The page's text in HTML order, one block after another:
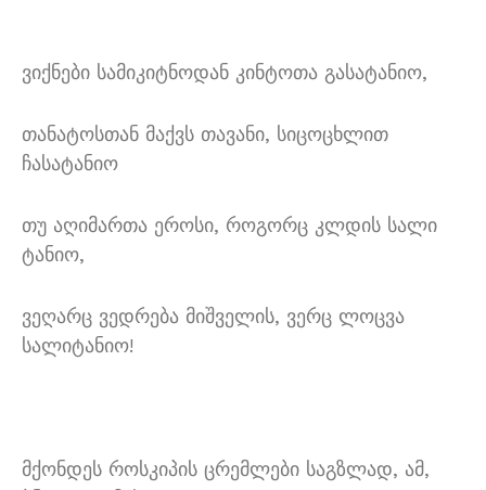
ვიქნები სამიკიტნოდან კინტოთა გასატანიო,
თანატოსთან მაქვს თავანი, სიცოცხლით
ჩასატანიო
თუ აღიმართა ეროსი, როგორც კლდის სალი
ტანიო,
ვეღარც ვედრება მიშველის, ვერც ლოცვა
სალიტანიო!
მქონდეს როსკიპის ცრემლები საგზლად, ამ,